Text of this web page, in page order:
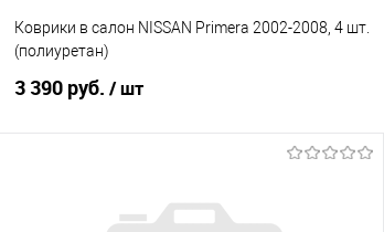
Коврики в салон NISSAN Primera 2002-2008, 4 шт.
(полиуретан)
3 390 руб. / шт